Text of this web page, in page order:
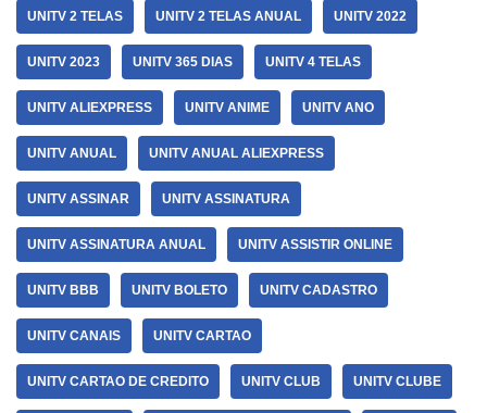
UNITV 2 TELAS UNITV 2 TELAS ANUAL UNITV 2022
UNITV 2023 UNITV 365 DIAS UNITV 4 TELAS
UNITV ALIEXPRESS UNITV ANIME UNITV ANO
UNITV ANUAL UNITV ANUAL ALIEXPRESS
UNITV ASSINAR UNITV ASSINATURA
UNITV ASSINATURA ANUAL UNITV ASSISTIR ONLINE
UNITV BBB UNITV BOLETO UNITV CADASTRO
UNITV CANAIS UNITV CARTAO
UNITV CARTAO DE CREDITO UNITV CLUB UNITV CLUBE